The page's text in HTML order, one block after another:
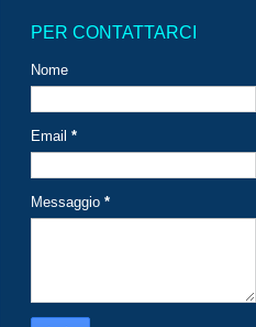
PER CONTATTARCI
Nome
Email *
Messaggio *